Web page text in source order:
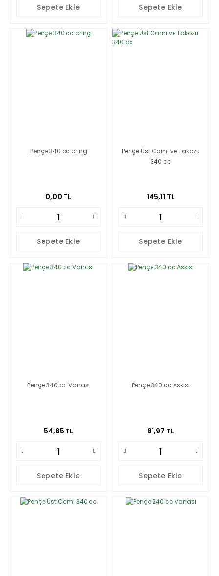
Sepete Ekle Sepete Ekle
Pençe 340 cc oring
0,00 TL
Sepete Ekle
Pençe Üst Camı ve Takozu
340 cc
145,11 TL
Sepete Ekle
Pençe 340 cc Vanası
54,65 TL
Sepete Ekle
Pençe 340 cc Askısı
81,97 TL
Sepete Ekle